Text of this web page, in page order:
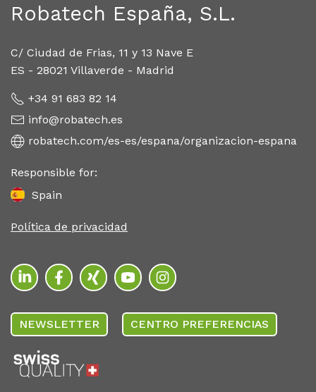
Robatech España, S.L.
C/ Ciudad de Frias, 11 y 13 Nave E
ES - 28021 Villaverde - Madrid
+34 91 683 82 14
info@robatech.es
robatech.com/es-es/espana/organizacion-espana
Responsible for:
Spain
Política de privacidad
NEWSLETTER CENTRO PREFERENCIAS